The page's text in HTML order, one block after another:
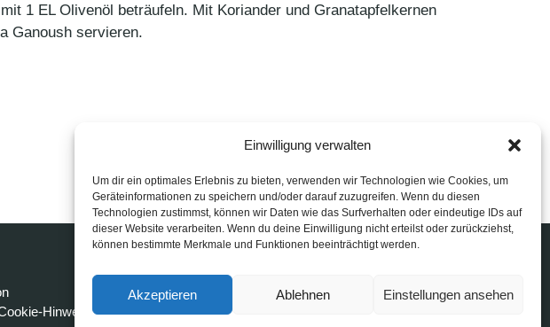
Einwilligung verwalten
Um dir ein optimales Erlebnis zu bieten, verwenden wir Technologien wie Cookies, um
Geräteinformationen zu speichern und/oder darauf zuzugreifen. Wenn du diesen
Technologien zustimmst, können wir Daten wie das Surfverhalten oder eindeutige IDs auf
dieser Website verarbeiten. Wenn du deine Einwilligung nicht erteilst oder zurückziehst,
können bestimmte Merkmale und Funktionen beeinträchtigt werden.
Akzeptieren Ablehnen Einstellungen ansehen
1 EL Olivenöl beträufeln. Mit Koriander und Granatapfelkernen
Ganoush servieren.
Hinweise FAQ